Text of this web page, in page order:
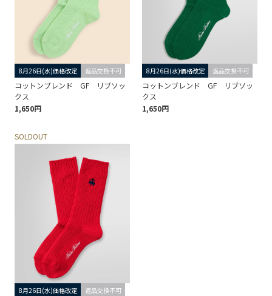
8月26日(水)価格改定 返品交換不可
コットンブレンド GF リブソッ
クス
1,650円
8月26日(水)価格改定 返品交換不可
コットンブレンド GF リブソッ
クス
1,650円
SOLDOUT
8月26日(水)価格改定 返品交換不可